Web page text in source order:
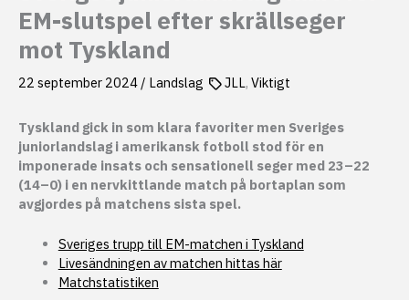
EM-slutspel efter skrällseger
mot Tyskland
22 september 2024 / Landslag JLL, Viktigt
Tyskland gick in som klara favoriter men Sveriges
juniorlandslag i amerikansk fotboll stod för en
imponerade insats och sensationell seger med 23–22
(14–0) i en nervkittlande match på bortaplan som
avgjordes på matchens sista spel.
Sveriges trupp till EM-matchen i Tyskland
Livesändningen av matchen hittas här
Matchstatistiken